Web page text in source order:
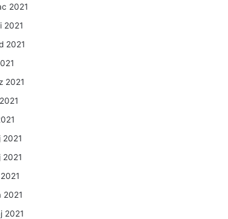
2021
2021
2021
2021
2021
2021
2021
2021